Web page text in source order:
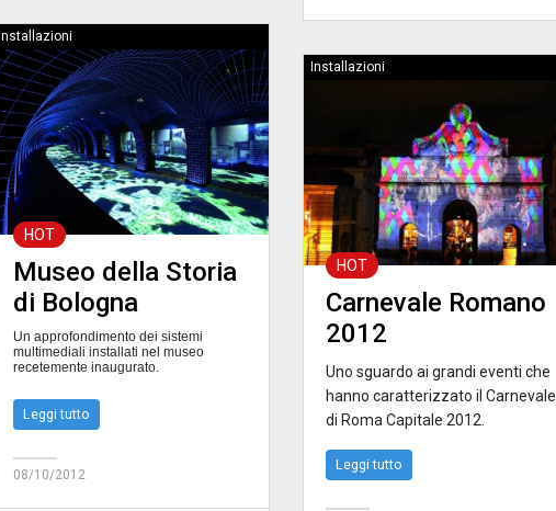
Installazioni
HOT
Museo della Storia
di Bologna
Un approfondimento dei sistemi
multimediali installati nel museo
recetemente inaugurato.
Leggi tutto
08/10/2012
Installazioni
HOT
Carnevale Romano
2012
Uno sguardo ai grandi eventi che
hanno caratterizzato il Carnevale
di Roma Capitale 2012.
Leggi tutto